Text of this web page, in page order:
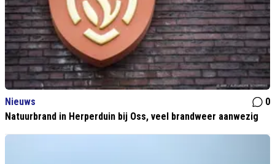
Nieuws
0
Natuurbrand in Herperduin bij Oss, veel brandweer aanwezig